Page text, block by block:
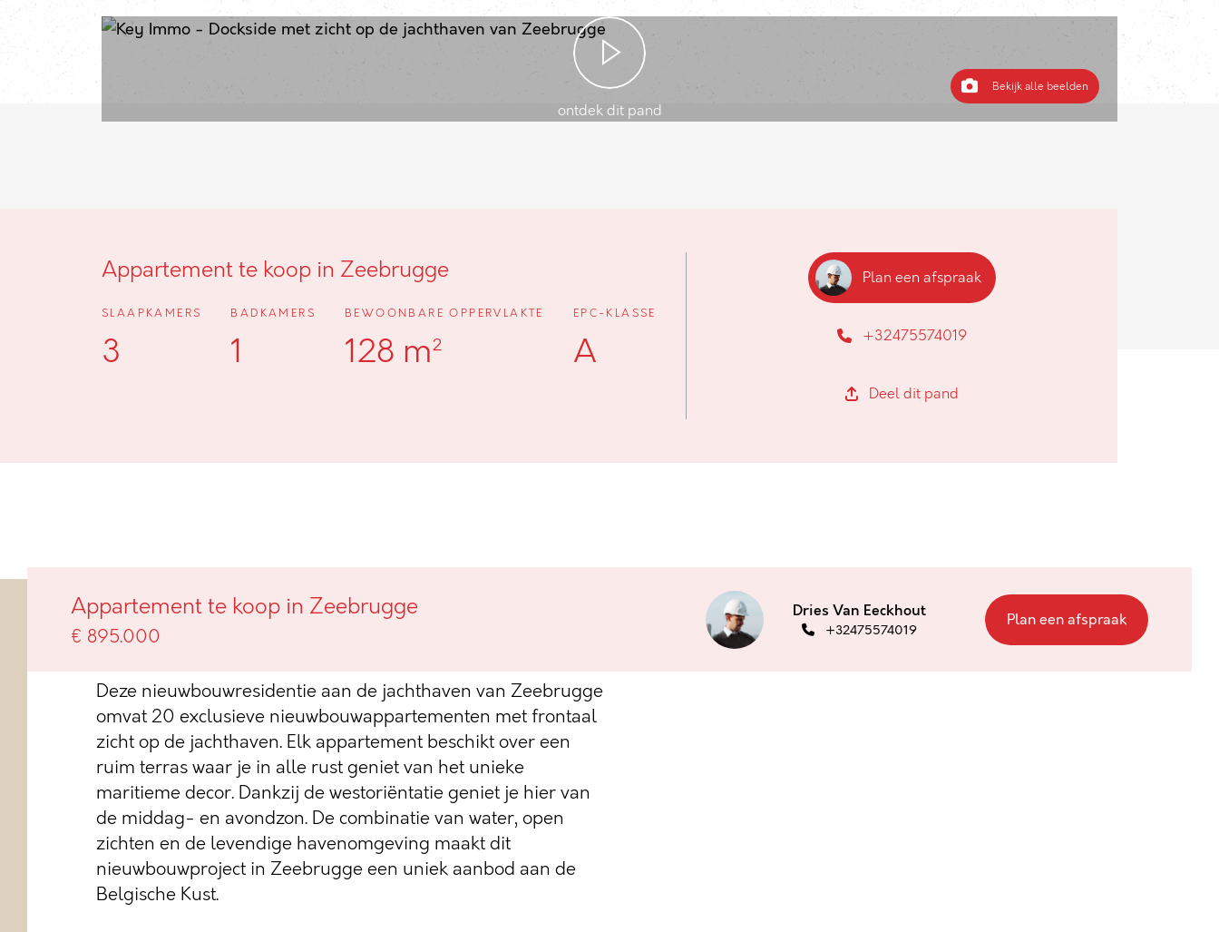
ontdek dit pand
Bekijk alle beelden
Appartement te koop in Zeebrugge
SLAAPKAMERS
3
BADKAMERS
1
BEWOONBARE OPPERVLAKTE
128 m²
EPC-KLASSE
A
Plan een afspraak
+32475574019
Deel dit pand
Appartement te koop in Zeebrugge
€ 895.000
Dries Van Eeckhout
+32475574019
Plan een afspraak
Dockside met zicht op de jachthaven van
Zeebrugge
Deze nieuwbouwresidentie aan de jachthaven van Zeebrugge
omvat 20 exclusieve nieuwbouwappartementen met frontaal
zicht op de jachthaven. Elk appartement beschikt over een
ruim terras waar je in alle rust geniet van het unieke
maritieme decor. Dankzij de westoriëntatie geniet je hier van
de middag- en avondzon. De combinatie van water, open
zichten en de levendige havenomgeving maakt dit
nieuwbouwproject in Zeebrugge een uniek aanbod aan de
Belgische Kust.